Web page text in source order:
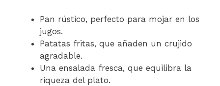
Pan rústico, perfecto para mojar en los
jugos.
Patatas fritas, que añaden un crujido
agradable.
Una ensalada fresca, que equilibra la
riqueza del plato.